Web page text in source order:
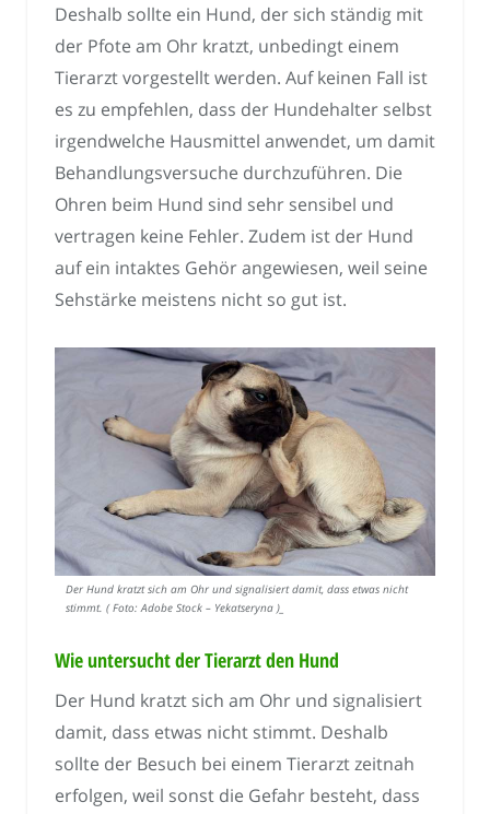
Deshalb sollte ein Hund, der sich ständig mit
der Pfote am Ohr kratzt, unbedingt einem
Tierarzt vorgestellt werden. Auf keinen Fall ist
es zu empfehlen, dass der Hundehalter selbst
irgendwelche Hausmittel anwendet, um damit
Behandlungsversuche durchzuführen. Die
Ohren beim Hund sind sehr sensibel und
vertragen keine Fehler. Zudem ist der Hund
auf ein intaktes Gehör angewiesen, weil seine
Sehstärke meistens nicht so gut ist.
Der Hund kratzt sich am Ohr und signalisiert damit, dass etwas nicht
stimmt. ( Foto: Adobe Stock – Yekatseryna )_
Wie untersucht der Tierarzt den Hund
Der Hund kratzt sich am Ohr und signalisiert
damit, dass etwas nicht stimmt. Deshalb
sollte der Besuch bei einem Tierarzt zeitnah
erfolgen, weil sonst die Gefahr besteht, dass